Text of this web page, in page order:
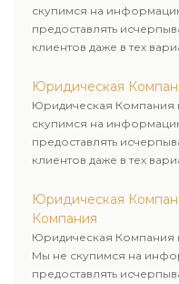
скупимся на
предоставлять
клиентов даже в тех
пользовались
Юридическая
Юридическая
скупимся на
предоставлять
клиентов даже в тех
пользовались
Юридическая
Компания
Юридическая Компания
Мы не скупимся на
предоставлять